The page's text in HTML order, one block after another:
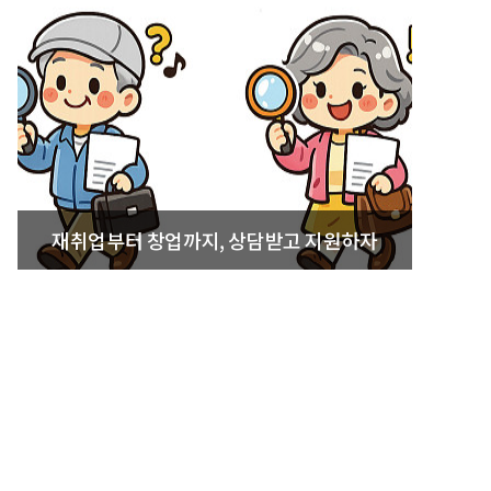
재취업부터 창업까지, 상담받고 지원하자